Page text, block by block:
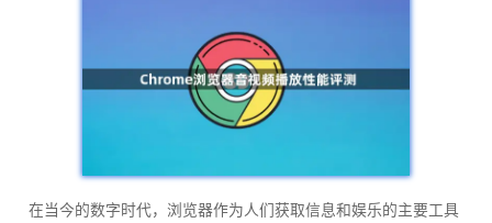
在当今的数字时代，浏览器作为人们获取信息和娱乐的主要工具